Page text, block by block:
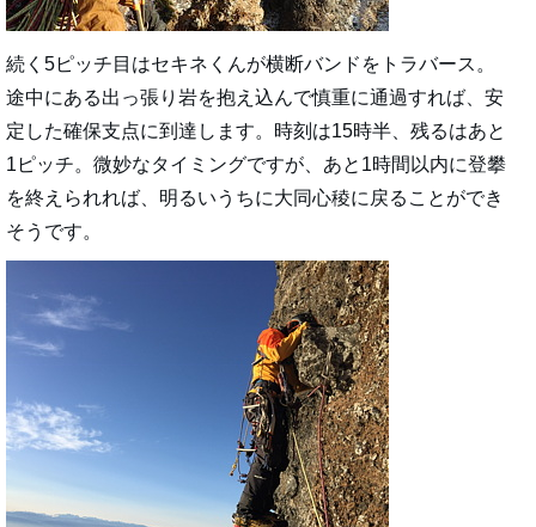
続く5ピッチ目はセキネくんが横断バンドをトラバース。
途中にある出っ張り岩を抱え込んで慎重に通過すれば、安
定した確保支点に到達します。時刻は15時半、残るはあと
1ピッチ。微妙なタイミングですが、あと1時間以内に登攀
を終えられれば、明るいうちに大同心稜に戻ることができ
そうです。